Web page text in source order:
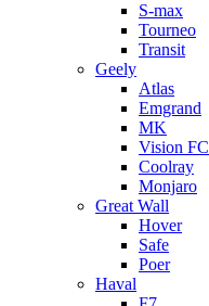
S-max
Tourneo
Transit
Geely
Atlas
Emgrand
MK
Vision FC
Coolray
Monjaro
Great Wall
Hover
Safe
Poer
Haval